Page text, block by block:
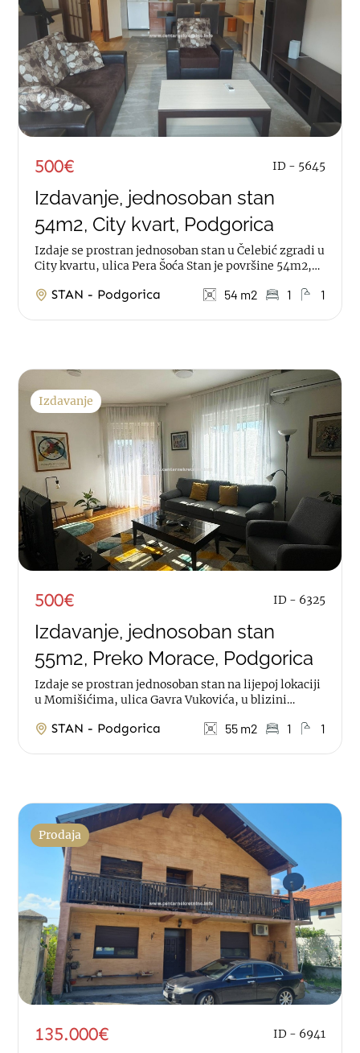
500€ ID - 5645
Izdavanje, jednosoban stan
54m2, City kvart, Podgorica
Izdaje se prostran jednosoban stan u Čelebić zgradi u
City kvartu, ulica Pera Šoća Stan je površine 54m2,
STAN - Podgorica 54 m2 1 1
Izdavanje
500€ ID - 6325
Izdavanje, jednosoban stan
55m2, Preko Morace, Podgorica
Izdaje se prostran jednosoban stan na lijepoj lokaciji
u Momišićima, ulica Gavra Vukovića, u blizini
STAN - Podgorica 55 m2 1 1
Prodaja
135.000€ ID - 6941